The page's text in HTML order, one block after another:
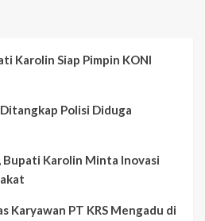
Karolin Siap Pimpin KONI
Polisi Diduga
Bupati Karolin Minta Inovasi
Karyawan PT KRS Mengadu di